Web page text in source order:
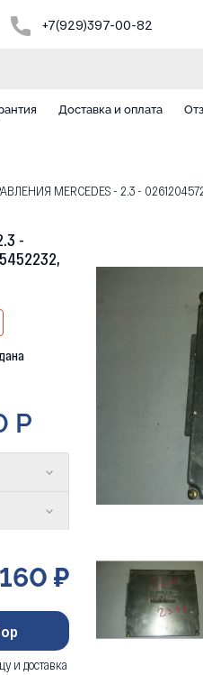
+7(929)397-00-82
Доставка и оплата
MERCEDES - 2.3 -
-
Р
₽
и доставка